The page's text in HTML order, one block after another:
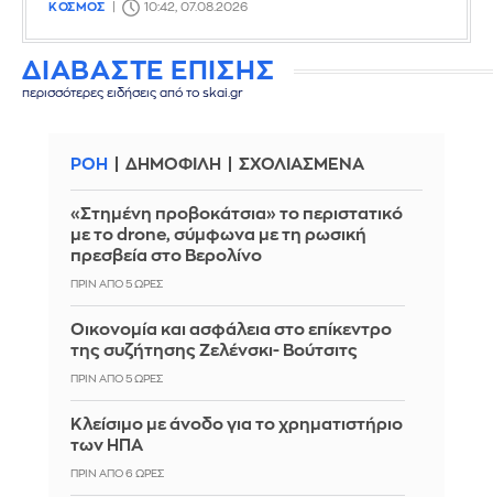
ΚΟΣΜΟΣ 10:42, 07.08.2026
ΔΙΑΒΑΣΤΕ ΕΠΙΣΗΣ
περισσότερες ειδήσεις από το skai.gr
ΡΟΗ ΔΗΜΟΦΙΛΗ ΣΧΟΛΙΑΣΜΕΝΑ
«Στημένη προβοκάτσια» το περιστατικό
με το drone, σύμφωνα με τη ρωσική
πρεσβεία στο Βερολίνο
ΠΡΙΝ ΑΠΌ 5 ΏΡΕΣ
Οικονομία και ασφάλεια στο επίκεντρο
της συζήτησης Ζελένσκι- Βούτσιτς
ΠΡΙΝ ΑΠΌ 5 ΏΡΕΣ
Κλείσιμο με άνοδο για το χρηματιστήριο
των ΗΠΑ
ΠΡΙΝ ΑΠΌ 6 ΏΡΕΣ